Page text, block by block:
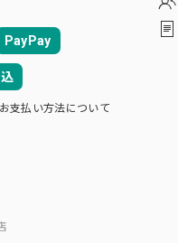
PayPay
お支払い方法について